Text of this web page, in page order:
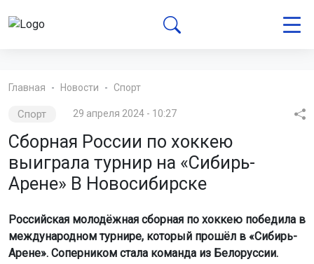
Главная Новости Спорт
Спорт 29 апреля 2024 - 10:27
Сборная России по хоккею
выиграла турнир на «Сибирь-
Арене» В Новосибирске
Российская молодёжная сборная по хоккею победила в
международном турнире, который прошёл в «Сибирь-
Арене». Соперником стала команда из Белоруссии.